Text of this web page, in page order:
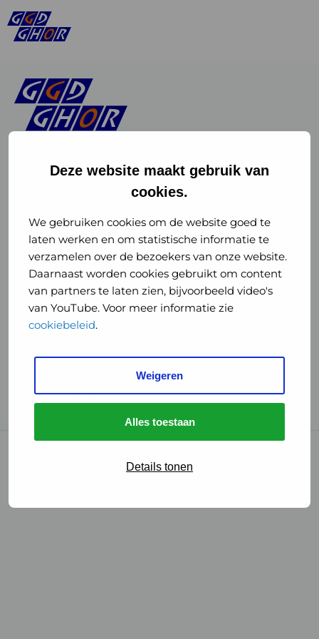
Deze website maakt gebruik van
cookies.
We gebruiken cookies om de website goed te
laten werken en om statistische informatie te
verzamelen over de bezoekers van onze website.
Daarnaast worden cookies gebruikt om content
van partners te laten zien, bijvoorbeeld video's
van YouTube. Voor meer informatie zie
cookiebeleid.
Weigeren
Alles toestaan
Details tonen
of
GGD
GHOR
Nederland
Instagram
of
GGD
GHOR
Nederland
GGD Reizen op social media
GGD Reizen
GGD Reisvaccinaties